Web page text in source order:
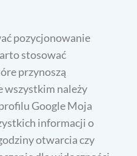
pozycjonowanie
stosować
przynoszą
wszystkim należy
Google Moja
informacji o
otwarcia czy